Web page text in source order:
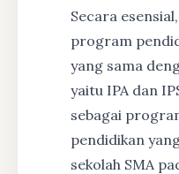
Secara
program
yang sama
yaitu IPA dan
sebagai
pendidikan
sekolah SMA